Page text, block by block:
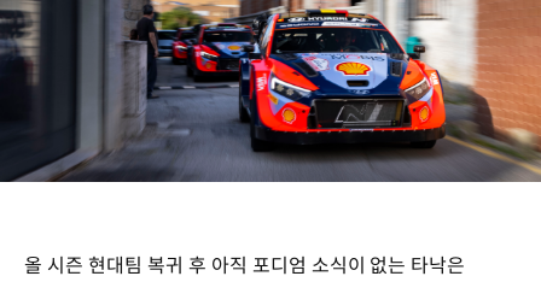
올 시즌 현대팀 복귀 후 아직 포디엄 소식이 없는 타낙은